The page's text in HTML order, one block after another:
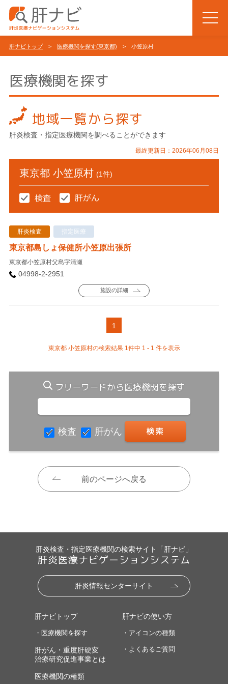
肝ナビトップ> 医療機関を探す(東京都) > 小笠原村
医療機関を探す
地域一覧から探す
肝炎検査・指定医療機関を調べることができます
最終更新日：2026年06月08日
東京都 小笠原村 (1件)
肝炎検査 指定医療
東京都島しょ保健所小笠原出張所
東京都小笠原村父島字清瀬
04998-2-2951
施設の詳細
1
東京都 小笠原村の検索結果 1件中 1 - 1 件を表示
フリーワードから医療機関を探す
検査 肝がん
前のページへ戻る
肝炎検査・指定医療機関の検索サイト「肝ナビ」
肝炎医療ナビゲーションシステム
肝炎情報センターサイト
肝ナビトップ
・医療機関を探す
肝がん・重度肝硬変
治療研究促進事業とは
医療機関の種類
肝ナビの使い方
・アイコンの種類
・よくあるご質問